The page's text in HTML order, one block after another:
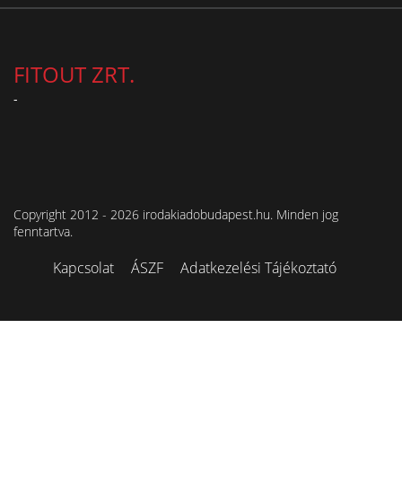
FITOUT ZRT.
-
Copyright 2012 - 2026 irodakiadobudapest.hu. Minden jog
fenntartva.
Kapcsolat ÁSZF Adatkezelési Tájékoztató